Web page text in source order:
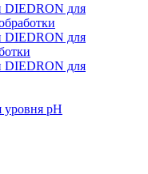
DIEDRON для
DIEDRON для
DIEDRON для
pH